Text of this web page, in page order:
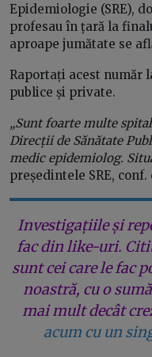
Epidemiologie (SRE),
profesau în țară la
aproape jumătate se
Raportați acest număr
publice și private.
„Sunt foarte multe
Direcții de Sănătate
medic epidemiolog.
președintele SRE,
Investigațiile și
fac din like-uri.
sunt cei care le fac
noastră, cu o
mai mult decât
acum cu un